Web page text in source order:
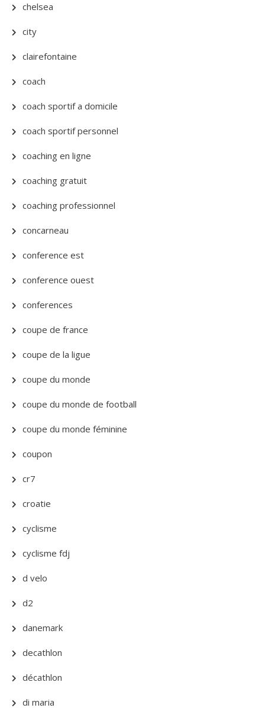
chelsea
city
clairefontaine
coach
coach sportif a domicile
coach sportif personnel
coaching en ligne
coaching gratuit
coaching professionnel
concarneau
conference est
conference ouest
conferences
coupe de france
coupe de la ligue
coupe du monde
coupe du monde de football
coupe du monde féminine
coupon
cr7
croatie
cyclisme
cyclisme fdj
d velo
d2
danemark
decathlon
décathlon
di maria